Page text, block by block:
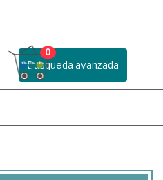
Busqueda avanzada
0